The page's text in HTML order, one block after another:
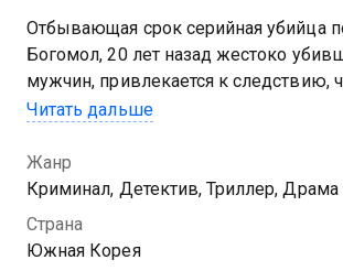
Отбывающая срок серийная убийца
Богомол, 20 лет назад жестоко
мужчин, привлекается к следствию,
собственного подражателя. Женщина
вне тюрьмы, и с ней должен работать
который много лет назад сменил имя,
полицейским и не хочет иметь с
общего.
Читать дальше
Жанр
Криминал, Детектив, Триллер, Драма
Страна
Южная Корея